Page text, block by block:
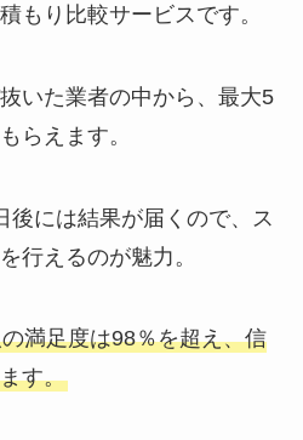
もり比較サービスです。
いた業者の中から、最大5
らえます。
後には結果が届くので、ス
行えるのが魅力。
満足度は98％を超え、信
す。